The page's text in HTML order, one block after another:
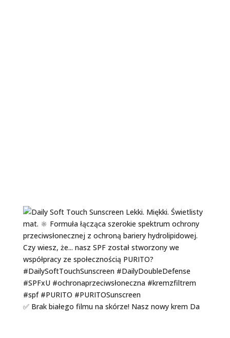
✅ Brak białego filmu na skórze! Nasz nowy krem Da